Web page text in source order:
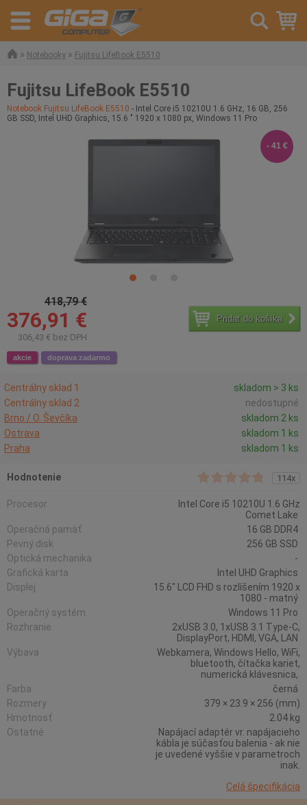
» Notebooky » Fujitsu LifeBook E5510
Fujitsu LifeBook E5510
Notebook Fujitsu LifeBook E5510 - Intel Core i5 10210U 1.6 GHz, 16 GB, 256
GB SSD, Intel UHD Graphics, 15.6 " 1920 x 1080 px, Windows 11 Pro
418,79 €
376,91 €
306,43 € bez DPH
Pridať do košíka
akcie doprava zadarmo
- 41 €
Centrálny sklad 1
skladom > 3 ks
Centrálny sklad 2
nedostupné
Brno / O. Ševčíka
skladom 2 ks
Ostrava
skladom 1 ks
Praha
skladom 1 ks
Hodnotenie 114x
Procesor
Intel Core i5 10210U 1.6 GHz
Comet Lake
Operačná pamäť
16 GB DDR4
Pevný disk
256 GB SSD
Optická mechanika
-
Grafická karta
Intel UHD Graphics
Displej
15.6" LCD FHD s rozlíšením 1920 x
1080 - matný
Operačný systém
Windows 11 Pro
Rozhranie
2xUSB 3.0, 1xUSB 3.1 Type-C,
DisplayPort, HDMI, VGA, LAN
Výbava
Webkamera, Windows Hello, WiFi,
bluetooth, čítačka kariet,
numerická klávesnica,
Farba
černá
Rozmery
379 × 23.9 × 256 (mm)
Hmotnosť
2.04 kg
Ostatné
Napájací adaptér vr. napájacieho
kábla je súčasťou balenia - ak nie
je uvedené vyššie v parametroch
inak.
Celá špecifikácia